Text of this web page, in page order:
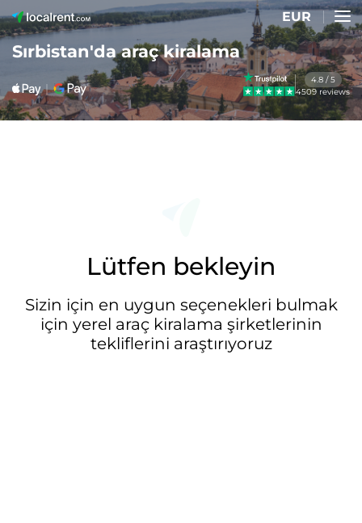
EUR
Sırbistan'da araç kiralama
4.8 / 5
4509 reviews
Lütfen bekleyin
Sizin için en uygun seçenekleri bulmak
için yerel araç kiralama şirketlerinin
tekliflerini araştırıyoruz